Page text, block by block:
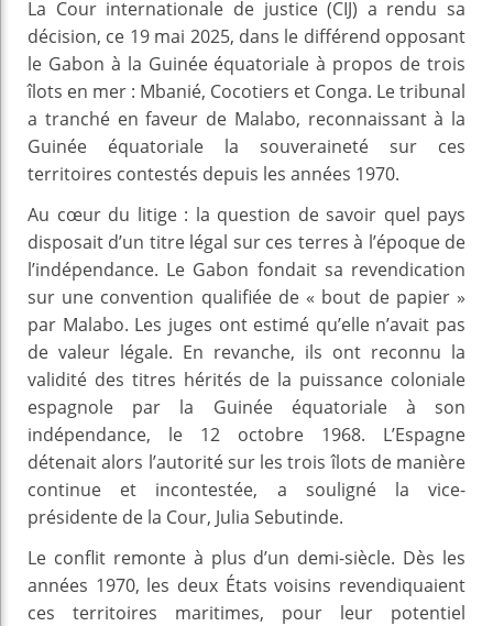
La Cour internationale de justice (CIJ) a rendu sa
décision, ce 19 mai 2025, dans le différend opposant
le Gabon à la Guinée équatoriale à propos de trois
îlots en mer : Mbanié, Cocotiers et Conga. Le tribunal
a tranché en faveur de Malabo, reconnaissant à la
Guinée équatoriale la souveraineté sur ces
territoires contestés depuis les années 1970.
Au cœur du litige : la question de savoir quel pays
disposait d’un titre légal sur ces terres à l’époque de
l’indépendance. Le Gabon fondait sa revendication
sur une convention qualifiée de « bout de papier »
par Malabo. Les juges ont estimé qu’elle n’avait pas
de valeur légale. En revanche, ils ont reconnu la
validité des titres hérités de la puissance coloniale
espagnole par la Guinée équatoriale à son
indépendance, le 12 octobre 1968. L’Espagne
détenait alors l’autorité sur les trois îlots de manière
continue et incontestée, a souligné la vice-
présidente de la Cour, Julia Sebutinde.
Le conflit remonte à plus d’un demi-siècle. Dès les
années 1970, les deux États voisins revendiquaient
ces territoires maritimes, pour leur potentiel